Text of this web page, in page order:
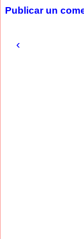
Publicar un
‹